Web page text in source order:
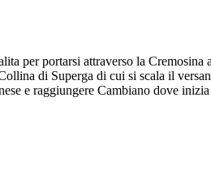
per portarsi attraverso la Cremosina
di Superga di cui si scala il
e raggiungere Cambiano dove